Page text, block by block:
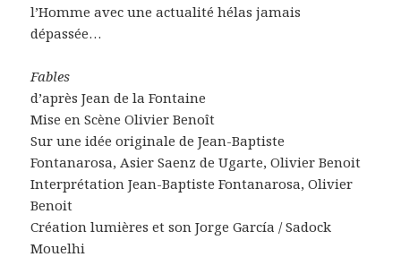
l’Homme avec une actualité hélas jamais
dépassée…
Fables
d’après Jean de la Fontaine
Mise en Scène Olivier Benoît
Sur une idée originale de Jean-Baptiste
Fontanarosa, Asier Saenz de Ugarte, Olivier Benoit
Interprétation Jean-Baptiste Fontanarosa, Olivier
Benoit
Création lumières et son Jorge García / Sadock
Mouelhi